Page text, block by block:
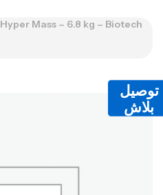
Hyper Mass – 6.8 kg – Biotech
توصيل
بلاش